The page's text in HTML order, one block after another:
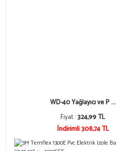
WD-40 Yağlayıcı ve P ...
Fiyat :324,99 TL
İndirimli 308,74 TL